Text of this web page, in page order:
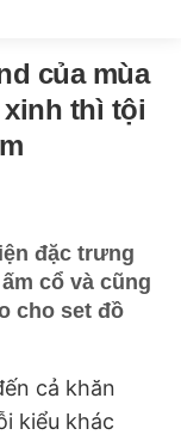
của mùa
xinh thì tội
đặc trưng
cổ và cũng
cho set đồ
cả khăn
kiểu khác